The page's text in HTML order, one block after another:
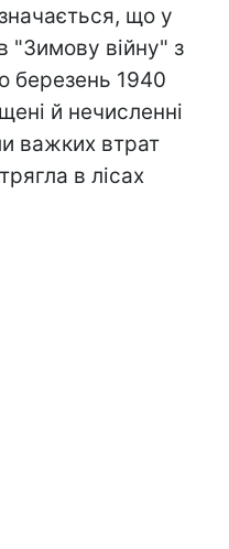
що у
"Зимову війну" з
березень 1940
й нечисленні
важких втрат
в лісах